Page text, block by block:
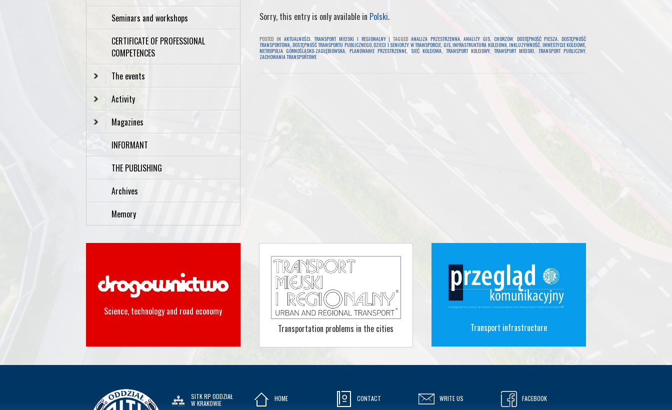
Sorry, this entry is only available in Polski.
POSTED IN AKTUALNOŚCI,TRANSPORT MIEJSKI I REGIONALNY | TAGGED ANALIZA PRZESTRZENNA,ANALIZY GIS, CHORZÓW, DOSTĘPNOŚĆ PIESZA, DOSTĘPNOŚĆ
TRANSPORTOWA, DOSTĘPNOŚĆ TRANSPORTU PUBLICZNEGO,DZIECI I SENIORZY W TRANSPORCIE, GIS,INFRASTRUKTURA KOLEJOWA,INKLUZYWNOŚĆ, INWESTYCJE KOLEJOWE,
METROPOLIA GÓRNOŚLĄSKO-ZAGŁĘBIOWSKA, PLANOWANIE PRZESTRZENNE, SIEĆ KOLEJOWA, TRANSPORT KOLEJOWY, TRANSPORT MIEJSKI, TRANSPORT PUBLICZNY,
ZACHOWANIA TRANSPORTOWE
Seminars and workshops
CERTIFICATE OF PROFESSIONAL
COMPETENCES
The events
Activity
Magazines
INFORMANT
THE PUBLISHING
Archives
Memory
Science, technology and road economy
Transportation problems in the cities
Transport infrastructure
SITK RP ODDZIAŁ
W KRAKOWIE
HOME CONTACT WRITE US FACEBOOK